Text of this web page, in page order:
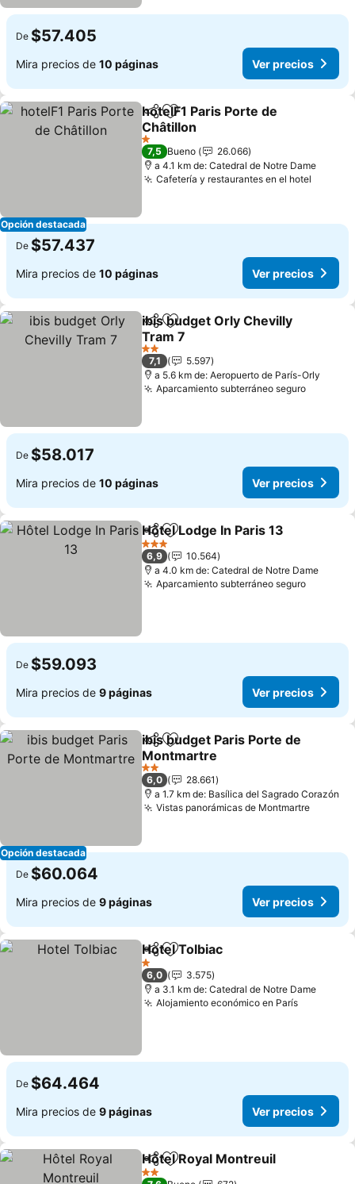
De $57.405
Mira precios de 10 páginas Ver precios
Opción destacada
CompartirAgregar a favoritos
hotelF1 Paris Porte de
Châtillon
1 Estrellas
7,5 Bueno
26.066
a 4.1 km de: Catedral de Notre Dame
Cafetería y restaurantes en el hotel
De $57.437
Mira precios de 10 páginas Ver precios
CompartirAgregar a favoritos
ibis budget Orly Chevilly
Tram 7
2 Estrellas
7,1
5.597
a 5.6 km de: Aeropuerto de París-Orly
Aparcamiento subterráneo seguro
De $58.017
Mira precios de 10 páginas Ver precios
CompartirAgregar a favoritos
Hôtel Lodge In Paris 13
3 Estrellas
6,9
10.564
a 4.0 km de: Catedral de Notre Dame
Aparcamiento subterráneo seguro
De $59.093
Mira precios de 9 páginas Ver precios
Opción destacada
CompartirAgregar a favoritos
ibis budget Paris Porte de
Montmartre
2 Estrellas
6,0
28.661
a 1.7 km de: Basílica del Sagrado Corazón
Vistas panorámicas de Montmartre
De $60.064
Mira precios de 9 páginas Ver precios
CompartirAgregar a favoritos
Hotel Tolbiac
1 Estrellas
6,0
3.575
a 3.1 km de: Catedral de Notre Dame
Alojamiento económico en París
De $64.464
Mira precios de 9 páginas Ver precios
CompartirAgregar a favoritos
Hôtel Royal Montreuil
2 Estrellas